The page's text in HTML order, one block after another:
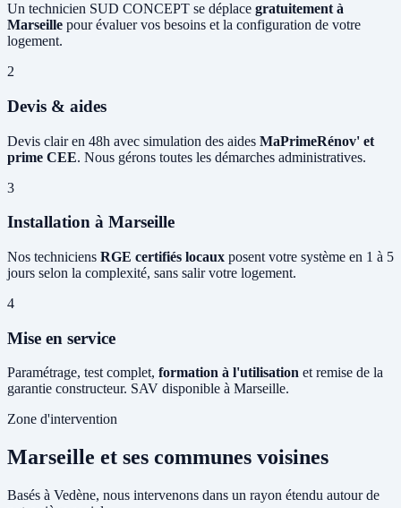
Un technicien SUD CONCEPT se déplace gratuitement à
Marseille pour évaluer vos besoins et la configuration de votre
logement.
2
Devis & aides
Devis clair en 48h avec simulation des aides MaPrimeRénov' et
prime CEE. Nous gérons toutes les démarches administratives.
3
Installation à Marseille
Nos techniciens RGE certifiés locaux posent votre système en 1 à 5
jours selon la complexité, sans salir votre logement.
4
Mise en service
Paramétrage, test complet, formation à l'utilisation et remise de la
garantie constructeur. SAV disponible à Marseille.
Zone d'intervention
Marseille et ses communes voisines
Basés à Vedène, nous intervenons dans un rayon étendu autour de